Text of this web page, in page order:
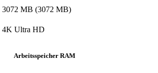
3072 MB (3072 MB)
4K Ultra HD
Arbeitsspeicher RAM